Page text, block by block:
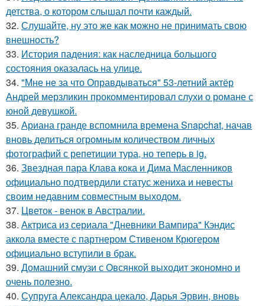
детства, о котором слышал почти каждый.
32. Слушайте, ну это же как можно не принимать свою
внешность?
33. История падения: как наследница большого
состояния оказалась на улице.
34. "Мне не за что Оправдываться" 53-летний актёр
Андрей мерзликин прокомментировал слухи о романе с
юной девушкой.
35. Ариана гранде вспомнила времена Snapchat, начав
вновь делиться огромным количеством личных
фотографий с репетиции тура, но теперь в ig.
36. Звездная пара Клава кока и Дима Масленников
официально подтвердили статус жениха и невесты
своим недавним совместным выходом.
37. Цветок - венок в Австралии.
38. Актриса из сериала "Дневники Вампира" Кэндис
аккола вместе с партнером Стивеном Крюгером
официально вступили в брак.
39. Домашний смузи с Овсянкой выходит экономно и
очень полезно.
40. Супруга Александра цекало, Дарья Эрвин, вновь